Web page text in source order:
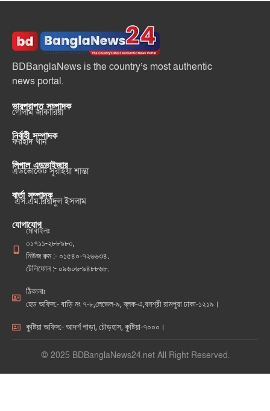
BDBanglaNews is the country’s most authentic
news portal.
ভারপ্রাপ্ত সম্পাদক
গোলাম জাকারিয়া
নির্বাহী সম্পাদক
ফরহাদ খান
লিগাল এডভাইজার
এডভোকেট সুরাইয়া শান্তা
বার্তা সম্পাদক
এস.এম.রিয়াদুল ইসলাম
যোগাযোগ
মোবাইলঃ
০১৭১১-২৮৮৯৮০,
নিউজ রুম :- ০১৫৪০-৭২৬৬৩৪.
টেলিফোন :- ০৯৬০৬-৯৪৮৮৬৮.
ঠিকানাঃ
হেড অফিস:- বাড়ি নং ৭-৮,লেভেল-৯, ব্লক-এ,বনশ্রী রামপুরা ঢাকা-১২১৯।
কুষ্টিয়া অফিস:- আদর্শ পাড়া, চৌড়হাস, কুষ্টিয়া-৭০০০।
© 2025 BDBanglaNews24.net All Right Reserved.